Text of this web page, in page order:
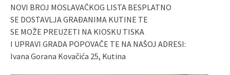
NOVI BROJ MOSLAVAČKOG LISTA BESPLATNO
SE DOSTAVLJA GRAĐANIMA KUTINE TE
SE MOŽE PREUZETI NA KIOSKU TISKA
I UPRAVI GRADA POPOVAČE TE NA NAŠOJ ADRESI:
Ivana Gorana Kovačića 25, Kutina